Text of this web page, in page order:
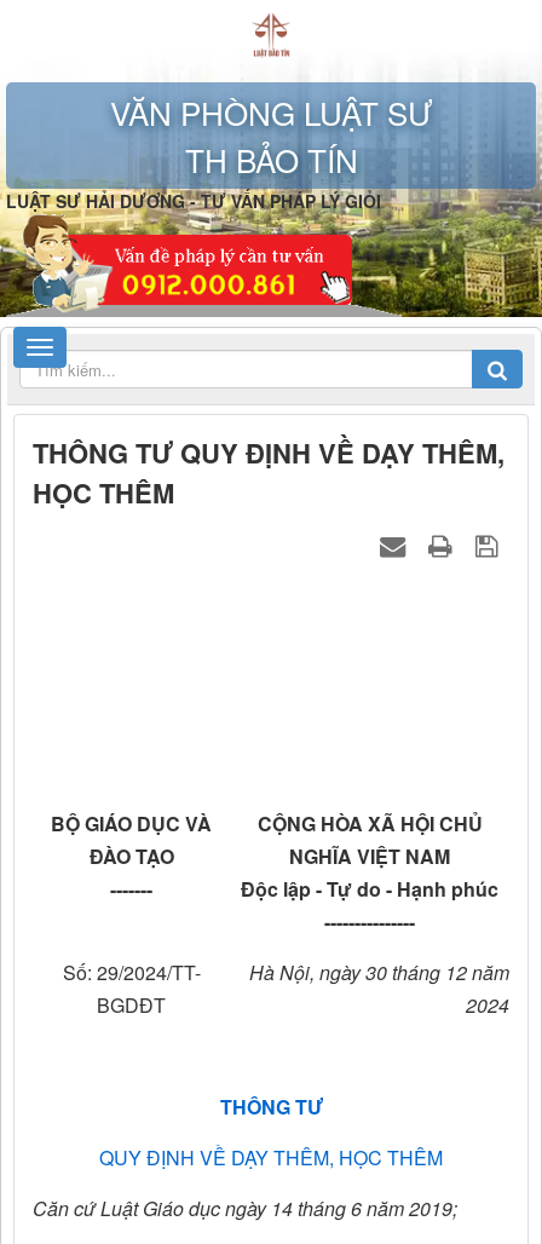
VĂN PHÒNG LUẬT SƯ
TH BẢO TÍN
LUẬT SƯ HẢI DƯƠNG - TƯ VẤN PHÁP LÝ GIỎI
THÔNG TƯ QUY ĐỊNH VỀ DẠY THÊM,
HỌC THÊM
BỘ GIÁO DỤC VÀ
ĐÀO TẠO
-------
CỘNG HÒA XÃ HỘI CHỦ
NGHĨA VIỆT NAM
Độc lập - Tự do - Hạnh phúc
---------------
Số: 29/2024/TT-
BGDĐT
Hà Nội, ngày 30 tháng 12 năm
2024
THÔNG TƯ
QUY ĐỊNH VỀ DẠY THÊM, HỌC THÊM
Căn cứ Luật Giáo dục ngày 14 tháng 6 năm 2019;